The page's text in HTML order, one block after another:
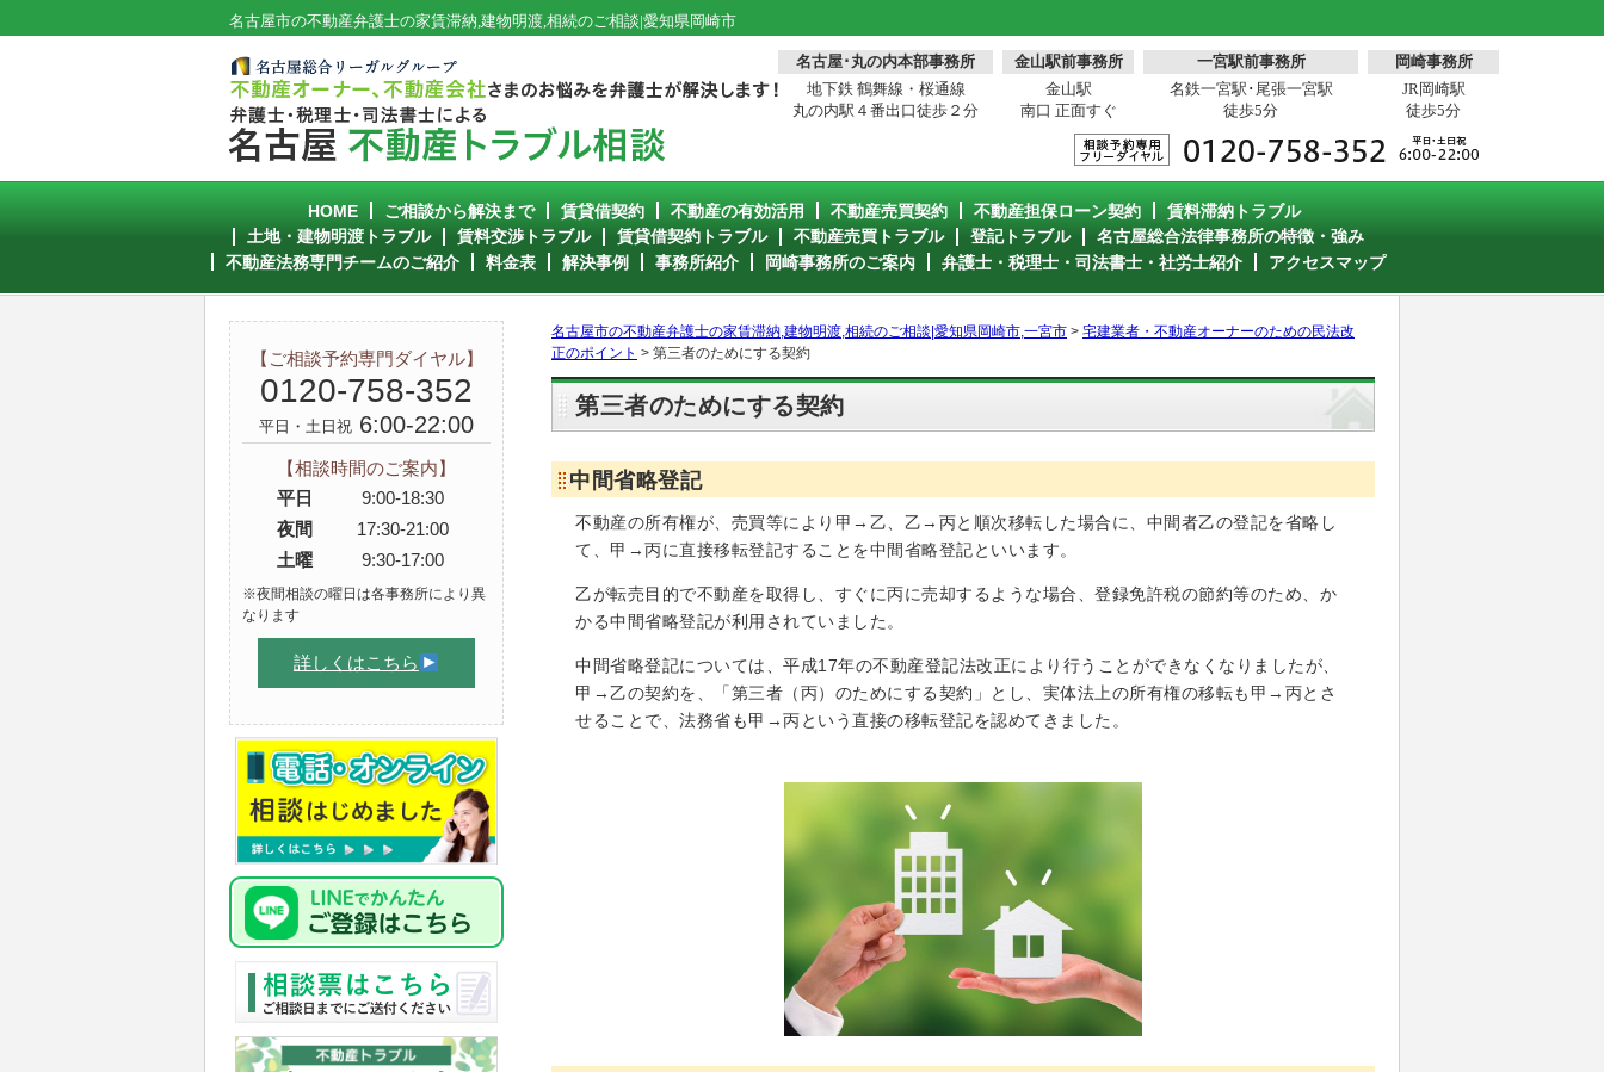
名古屋市の不動産弁護士の家賃滞納,建物明渡,相続のご相談|愛知県岡崎市
名古屋･丸の内本部事務所
地下鉄 鶴舞線・桜通線
丸の内駅４番出口徒歩２分
金山駅前事務所
金山駅
南口 正面すぐ
一宮駅前事務所
名鉄一宮駅･尾張一宮駅
徒歩5分
岡崎事務所
JR岡崎駅
徒歩5分
HOME ご相談から解決まで 賃貸借契約 不動産の有効活用 不動産売買契約 不動産担保ローン契約
賃料滞納トラブル
土地・建物明渡トラブル
賃料交渉トラブル 賃貸借契約トラブル 不動産売買トラブル 登記トラブル
名古屋総合法律事務所の特徴・強み
不動産法務専門チームのご紹介
料金表 解決事例 事務所紹介 岡崎事務所のご案内 弁護士・税理士・司法書士・社労士紹介 アクセスマップ
名古屋市の不動産弁護士の家賃滞納,建物明渡,相続のご相談|愛知県岡崎市,一宮市 > 宅建業者・不動産オーナーのための民法改
正のポイント > 第三者のためにする契約
第三者のためにする契約
中間省略登記
不動産の所有権が、売買等により甲→乙、乙→丙と順次移転した場合に、中間者乙の登記を省略し
て、甲→丙に直接移転登記することを中間省略登記といいます。
乙が転売目的で不動産を取得し、すぐに丙に売却するような場合、登録免許税の節約等のため、か
かる中間省略登記が利用されていました。
中間省略登記については、平成17年の不動産登記法改正により行うことができなくなりましたが、
甲→乙の契約を、「第三者（丙）のためにする契約」とし、実体法上の所有権の移転も甲→丙とさ
せることで、法務省も甲→丙という直接の移転登記を認めてきました。
【ご相談予約専門ダイヤル】
0120-758-352
平日・土日祝 6:00-22:00
【相談時間のご案内】
平日
9:00-18:30
夜間
17:30-21:00
土曜
9:30-17:00
※夜間相談の曜日は各事務所により異
なります
詳しくはこちら